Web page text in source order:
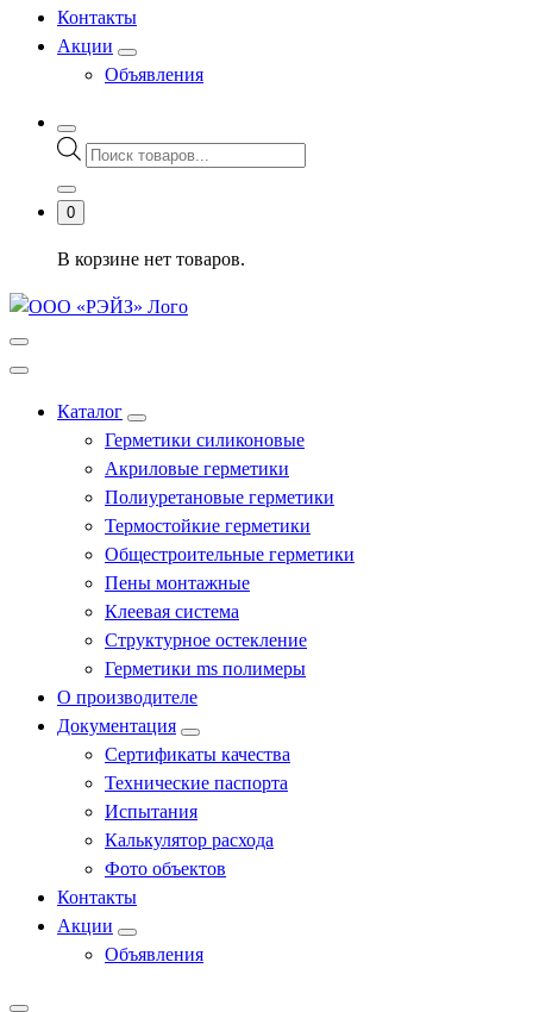
Контакты
Акции
Объявления
Поиск
0
В корзине нет товаров.
Каталог
Герметики силиконовые
Акриловые герметики
Полиуретановые герметики
Термостойкие герметики
Общестроительные герметики
Пены монтажные
Клеевая система
Структурное остекление
Герметики ms полимеры
О производителе
Документация
Сертификаты качества
Технические паспорта
Испытания
Калькулятор расхода
Фото объектов
Контакты
Акции
Объявления